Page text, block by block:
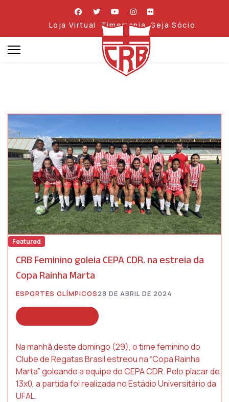
Loja Virtual Timemania Seja Sócio
Featured
CRB Feminino goleia CEPA CDR. na estreia da
Copa Rainha Marta
ESPORTES OLÍMPICOS28 DE ABRIL DE 2024
Na manhã deste domingo (29), o time feminino do
Clube de Regatas Brasil estreou na “Copa Rainha
Marta” goleando a equipe do CEPA CDR. Pelo placar de
13x0, a partida foi realizada no Estádio Universitário da
UFAL.